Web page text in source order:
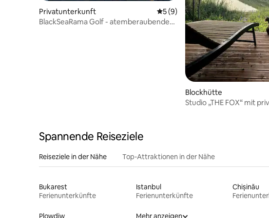
Privatunterkunft Durchschnittliche Bewertung: 5
5 (9)
BlackSeaRama Golf - atemberaubende
Blockhütte
Studio „THE FOX“ mit
Spannende Reiseziele
Reiseziele in der Nähe Top-Attraktionen in der Nähe
Bukarest
Ferienunterkünfte
Istanbul
Ferienunterkünfte
Chișinău
Plowdiw Mehr anzeigen